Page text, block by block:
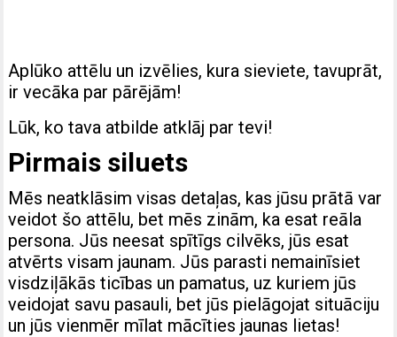
Aplūko attēlu un izvēlies, kura sieviete, tavuprāt,
ir vecāka par pārējām!
Lūk, ko tava atbilde atklāj par tevi!
Pirmais siluets
Mēs neatklāsim visas detaļas, kas jūsu prātā var
veidot šo attēlu, bet mēs zinām, ka esat reāla
persona. Jūs neesat spītīgs cilvēks, jūs esat
atvērts visam jaunam. Jūs parasti nemainīsiet
visdziļākās ticības un pamatus, uz kuriem jūs
veidojat savu pasauli, bet jūs pielāgojat situāciju
un jūs vienmēr mīlat mācīties jaunas lietas!